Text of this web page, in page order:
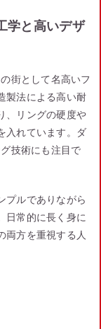
学と高いデザ
街として名高いフ
製法による高い耐
、リングの硬度や
入れています。ダ
技術にも注目で
プルでありながら
日常的に長く身に
両方を重視する人